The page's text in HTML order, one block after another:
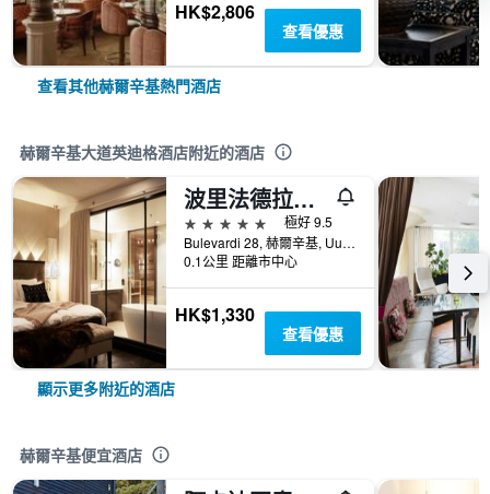
HK$2,806
查看優惠
查看其他赫爾辛基熱門酒店
赫爾辛基大道英迪格酒店附近的酒店
波里法德拉普蘭飯店
5星級
極好 9.5
Bulevardi 28, 赫爾辛基, Uusimaa, 芬蘭
0.1公里 距離市中心
HK$1,330
查看優惠
顯示更多附近的酒店
赫爾辛基便宜酒店